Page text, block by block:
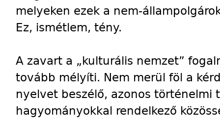
melyeken ezek a nem-
Ez, ismétlem, tény.
A zavart a „kulturális nemzet”
tovább mélyíti. Nem merül föl a
nyelvet beszélő, azonos történelmi
hagyományokkal rendelkező